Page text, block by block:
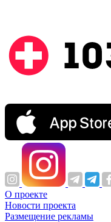
О проекте
Новости проекта
Размещение рекламы